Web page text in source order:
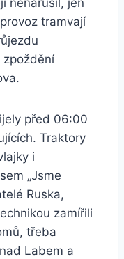
nenarušil, jen
tramvají
zpoždění
před 06:00
Traktory
i
„Jsme
Ruska,
zamířili
třeba
Labem a